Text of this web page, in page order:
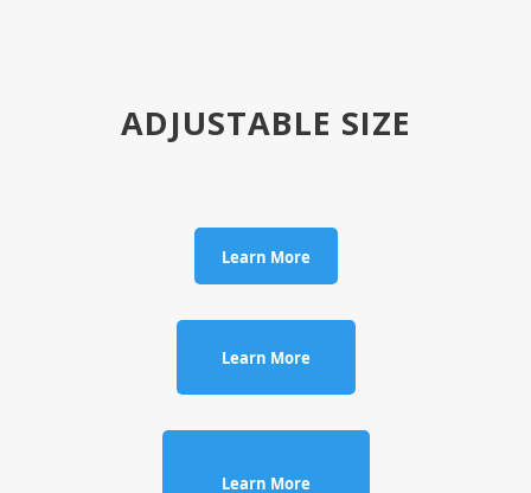
ADJUSTABLE SIZE
Learn More
Learn More
Learn More